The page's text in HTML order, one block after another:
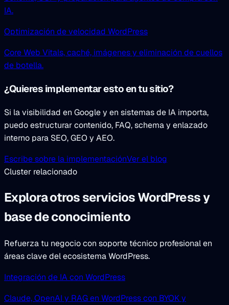
IA.
Optimización de velocidad WordPress
Core Web Vitals, caché, imágenes y eliminación de cuellos
de botella.
¿Quieres implementar esto en tu sitio?
Si la visibilidad en Google y en sistemas de IA importa,
puedo estructurar contenido, FAQ, schema y enlazado
interno para SEO, GEO y AEO.
Escribe sobre la implementaciónVer el blog
Cluster relacionado
Explora otros servicios WordPress y
base de conocimiento
Refuerza tu negocio con soporte técnico profesional en
áreas clave del ecosistema WordPress.
Integración de IA con WordPress
Claude, OpenAI y RAG en WordPress con BYOK y